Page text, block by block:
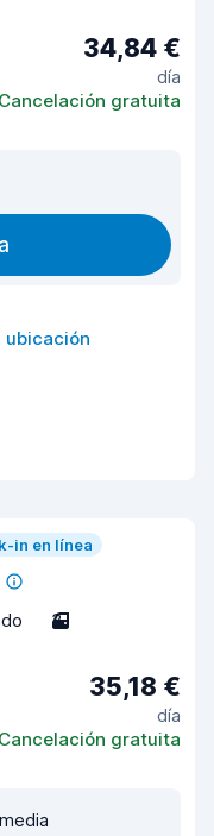
34,84 €
día
Cancelación gratuita
ubicación
in en línea
3
35,18 €
día
Cancelación gratuita